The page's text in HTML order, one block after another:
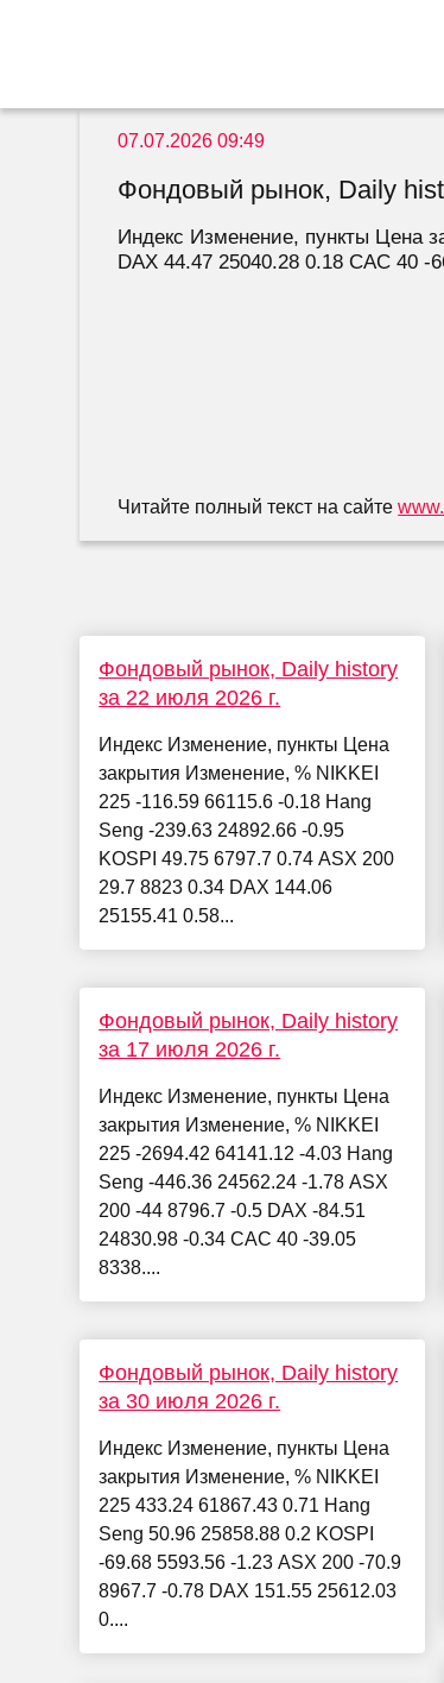
07.07.2026 09:49
Фондовый рынок, Daily
Индекс Изменение, пункты Цена
DAX 44.47 25040.28 0.18 CAC 40 -
Читайте полный текст на сайте
Фондовый рынок, Daily history
за 22 июля 2026 г.
Индекс Изменение, пункты Цена
закрытия Изменение, % NIKKEI
225 -116.59 66115.6 -0.18 Hang
Seng -239.63 24892.66 -0.95
KOSPI 49.75 6797.7 0.74 ASX 200
29.7 8823 0.34 DAX 144.06
25155.41 0.58...
Фондовый рынок, Daily history
за 17 июля 2026 г.
Индекс Изменение, пункты Цена
закрытия Изменение, % NIKKEI
225 -2694.42 64141.12 -4.03 Hang
Seng -446.36 24562.24 -1.78 ASX
200 -44 8796.7 -0.5 DAX -84.51
24830.98 -0.34 CAC 40 -39.05
8338....
Фондовый рынок, Daily history
за 30 июля 2026 г.
Индекс Изменение, пункты Цена
закрытия Изменение, % NIKKEI
225 433.24 61867.43 0.71 Hang
Seng 50.96 25858.88 0.2 KOSPI
-69.68 5593.56 -1.23 ASX 200 -70.9
8967.7 -0.78 DAX 151.55 25612.03
0....